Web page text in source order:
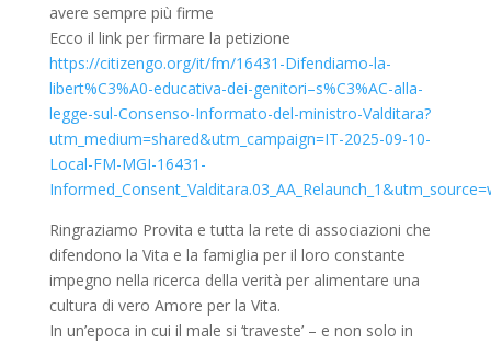
avere sempre più firme
Ecco il link per firmare la petizione
https://citizengo.org/it/fm/16431-Difendiamo-la-
libert%C3%A0-educativa-dei-genitori–s%C3%AC-alla-
legge-sul-Consenso-Informato-del-ministro-Valditara?
utm_medium=shared&utm_campaign=IT-2025-09-10-
Local-FM-MGI-16431-
Ringraziamo Provita e tutta la rete di associazioni che
difendono la Vita e la famiglia per il loro constante
impegno nella ricerca della verità per alimentare una
cultura di vero Amore per la Vita.
In un’epoca in cui il male si ‘traveste’ – e non solo in